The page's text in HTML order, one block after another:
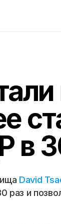
в
David
и